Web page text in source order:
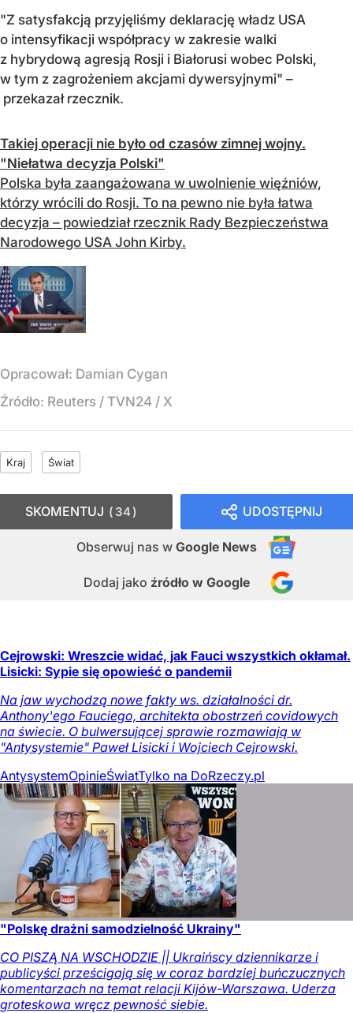
"Z satysfakcją przyjęliśmy deklarację władz USA
o intensyfikacji współpracy w zakresie walki
z hybrydową agresją Rosji i Białorusi wobec Polski,
w tym z zagrożeniem akcjami dywersyjnymi" –
przekazał rzecznik.
Takiej operacji nie było od czasów zimnej wojny.
"Niełatwa decyzja Polski"
Polska była zaangażowana w uwolnienie więźniów,
którzy wrócili do Rosji. To na pewno nie była łatwa
decyzja – powiedział rzecznik Rady Bezpieczeństwa
Narodowego USA John Kirby.
Opracował: Damian Cygan
Źródło: Reuters / TVN24 / X
Kraj Świat
UDOSTĘPNIJ
Obserwuj nas w Google News
Dodaj jako źródło w Google
SKOMENTUJ 34
Cejrowski: Wreszcie widać, jak Fauci wszystkich okłamał.
Lisicki: Sypie się opowieść o pandemii
Na jaw wychodzą nowe fakty ws. działalności dr.
Anthony'ego Fauciego, architekta obostrzeń covidowych
na świecie. O bulwersującej sprawie rozmawiają w
"Antysystemie" Paweł Lisicki i Wojciech Cejrowski.
AntysystemOpinieŚwiatTylko na DoRzeczy.pl
"Polskę drażni samodzielność Ukrainy"
CO PISZĄ NA WSCHODZIE || Ukraińscy dziennikarze i
publicyści prześcigają się w coraz bardziej buńczucznych
komentarzach na temat relacji Kijów-Warszawa. Uderza
groteskowa wręcz pewność siebie.